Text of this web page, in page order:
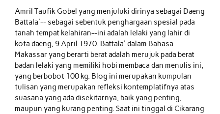
Amril Taufik Gobelyang menjuluki dirinya sebagai Daeng
Battala'-- sebagai sebentuk penghargaan spesial pada
tanah tempat kelahiran--ini adalah lelaki yang lahir di
kota daeng, 9 April 1970. Battala' dalam Bahasa
Makassar yang berarti berat adalah merujuk pada berat
badan lelaki yang memiliki hobi membaca dan menulis ini,
yang berbobot 100 kg. Blog ini merupakan kumpulan
tulisan yang merupakan refleksi kontemplatifnya atas
suasana yang ada disekitarnya, baik yang penting,
maupun yang kurang penting. Saat ini tinggal di Cikarang